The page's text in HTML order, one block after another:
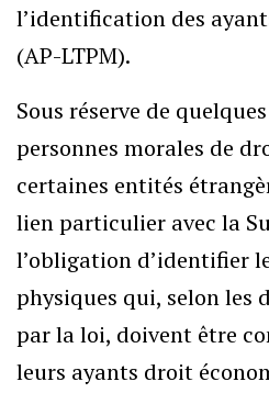
l’identification des
(AP-LTPM).
Sous réserve de
personnes morales de
certaines entités
lien particulier avec la
l’obligation d’identifier
physiques qui, selon les
par la loi, doivent être
leurs ayants droit